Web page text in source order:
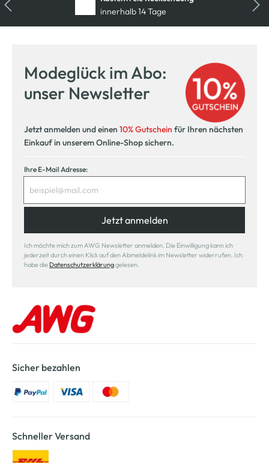
innerhalb 14 Tage
Modeglück im Abo:
unser Newsletter
Jetzt anmelden und einen 10% Gutschein für Ihren nächsten
Einkauf in unserem Online-Shop sichern.
Ihre E-Mail Adresse:
Jetzt anmelden
Ich möchte mich zum AWG Newsletter anmelden. Die Einwilligung kann ich
jederzeit durch einen Klick auf den Abmeldelink im Newsletter widerrufen. Ich
habe die Datenschutzerklärunggelesen.
Sicher bezahlen
Schneller Versand